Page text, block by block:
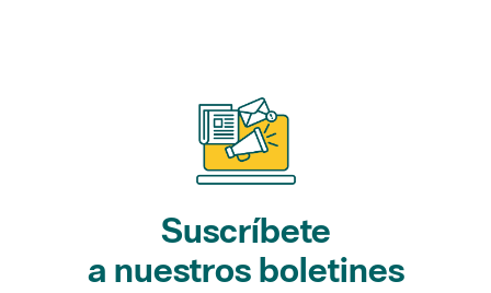
Suscríbete
a nuestros boletines